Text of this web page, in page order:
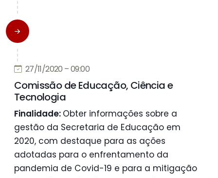
27/11/2020 – 09:00
Comissão de Educação, Ciência e
Tecnologia
Finalidade: Obter informações sobre a
gestão da Secretaria de Educação em
2020, com destaque para as ações
adotadas para o enfrentamento da
pandemia de Covid-19 e para a mitigação